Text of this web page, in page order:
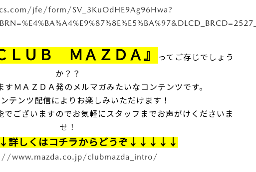
jfe/form/SV_3KuOdHE9Ag96Hwa?
ＬＵＢ ＭＡＺＤＡ』
ってご存じでしょう
か？？
すＭＡＺＤＡ発のメルマガみたいなコンテンツです。
テンツ配信によりお楽しみいただけます！
でございますのでお気軽にスタッフまでお声がけくださいま
せ！
しくはコチラからどうぞ↓↓↓↓↓
www.mazda.co.jp/clubmazda_intro/